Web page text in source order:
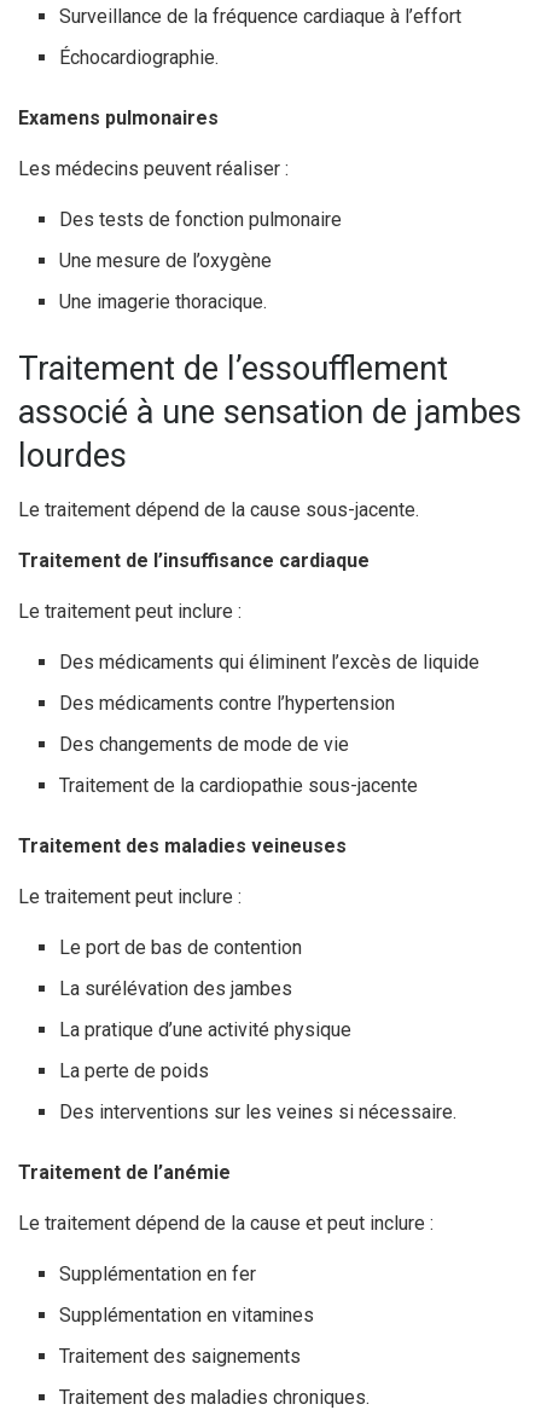
Surveillance de la fréquence cardiaque à l’effort
Échocardiographie.
Examens pulmonaires
Les médecins peuvent réaliser :
Des tests de fonction pulmonaire
Une mesure de l’oxygène
Une imagerie thoracique.
Traitement de l’essoufflement
associé à une sensation de jambes
lourdes
Le traitement dépend de la cause sous-jacente.
Traitement de l’insuffisance cardiaque
Le traitement peut inclure :
Des médicaments qui éliminent l’excès de liquide
Des médicaments contre l’hypertension
Des changements de mode de vie
Traitement de la cardiopathie sous-jacente
Traitement des maladies veineuses
Le traitement peut inclure :
Le port de bas de contention
La surélévation des jambes
La pratique d’une activité physique
La perte de poids
Des interventions sur les veines si nécessaire.
Traitement de l’anémie
Le traitement dépend de la cause et peut inclure :
Supplémentation en fer
Supplémentation en vitamines
Traitement des saignements
Traitement des maladies chroniques.